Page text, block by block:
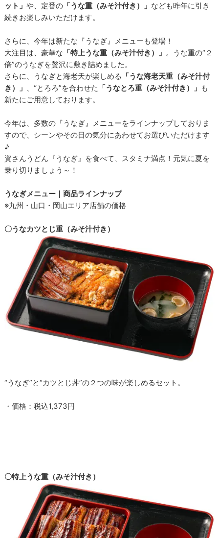
ット」や、定番の 「うな重（みそ汁付き）」 なども昨年に引き
続きお楽しみいただけます。
さらに、今年は新たな『うなぎ』メニューも登場！
大注目は、豪華な 「特上うな重（みそ汁付き）」 。うな重の“２
倍”のうなぎを贅沢に敷き詰めました。
さらに、うなぎと海老天が楽しめる 「うな海老天重（みそ汁付
き）」 、“とろろ”を合わせた 「うなとろ重（みそ汁付き）」 も
新たにご用意しております。
今年は、多数の『うなぎ』メニューをラインナップしておりま
すので、シーンやその日の気分にあわせてお選びいただけます
♪
資さんうどん『うなぎ』を食べて、スタミナ満点！元気に夏を
乗り切りましょう～！
うなぎメニュー｜商品ラインナップ
※九州・山口・岡山エリア店舗の価格
〇うなカツとじ重（みそ汁付き）
“うなぎ”と“カツとじ丼”の２つの味が楽しめるセット。
・価格：税込1,373円
〇特上うな重（みそ汁付き）